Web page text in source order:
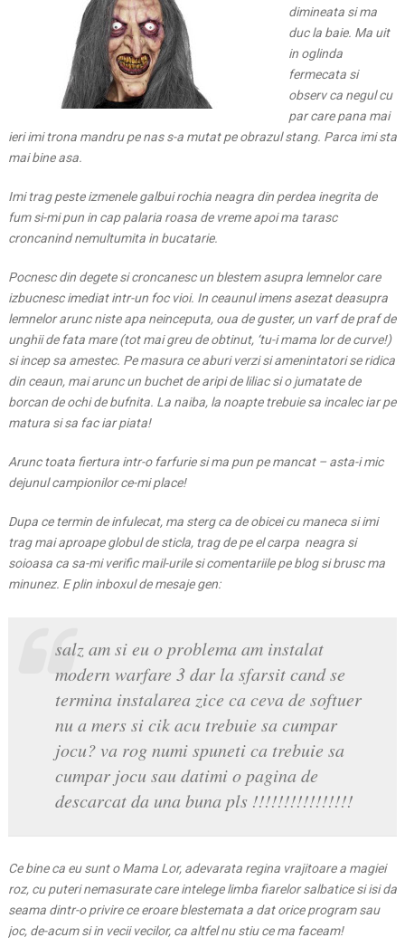
dimineata si ma
duc la baie. Ma uit
in oglinda
fermecata si
observ ca negul cu
par care pana mai
ieri imi trona mandru pe nas s-a mutat pe obrazul stang. Parca imi sta
mai bine asa.
Imi trag peste izmenele galbui rochia neagra dinperdea inegrita de
fum si-mi pun in cap palaria roasa de vreme apoi ma tarasc
croncanind nemultumita in bucatarie.
Pocnesc din degete si croncanesc un blestem asupra lemnelor care
izbucnesc imediat intr-un foc vioi. In ceaunul imens asezat deasupra
lemnelor arunc niste apa neinceputa, oua de guster, un varf de praf de
unghii de fata mare (tot mai greu de obtinut, ‘tu-i mama lor de curve!)
si incep sa amestec. Pe masura ce aburi verzi si amenintatori se ridica
din ceaun, mai arunc un buchet de aripi de liliac si o jumatate de
borcan de ochi de bufnita. La naiba, la noapte trebuie sa incalec iar pe
matura si sa fac iar piata!
Arunc toata fiertura intr-o farfurie si ma pun pe mancat – asta-i mic
dejunul campionilor ce-mi place!
Dupa ce termin de infulecat, ma sterg ca de obicei cu maneca si imi
trag mai aproape globul de sticla, trag de pe el carpa neagra si
soioasa ca sa-mi verific mail-urile si comentariile pe blog si brusc ma
minunez. E plin inboxul de mesaje gen:
salz am si eu o problema am instalat
modern warfare 3 dar la sfarsit cand se
termina instalarea zice ca ceva de softuer
nu a mers si cik acu trebuie sa cumpar
jocu? va rog numi spuneti ca trebuie sa
cumpar jocu sau datimi o pagina de
descarcat da una buna pls !!!!!!!!!!!!!!!!
Ce bine ca eu sunt o Mama Lor, adevarata regina vrajitoare a magiei
roz, cu puteri nemasurate care intelege limba fiarelor salbatice si isi da
seama dintr-o privire ce eroare blestemata a dat orice program sau
joc, de-acum si in vecii vecilor, ca altfel nu stiu ce ma faceam!